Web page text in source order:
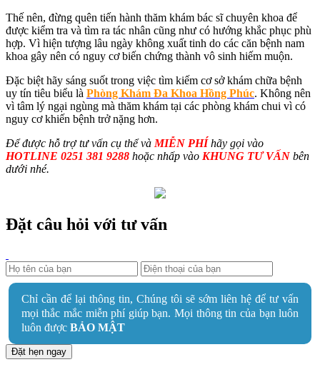
Thế nên, đừng quên tiến hành thăm khám bác sĩ chuyên khoa để
được kiểm tra và tìm ra tác nhân cũng như có hướng khắc phục phù
hợp. Vì hiện tượng lâu ngày không xuất tinh do các căn bệnh nam
khoa gây nên có nguy cơ biến chứng thành vô sinh hiếm muộn.
Đặc biệt hãy sáng suốt trong việc tìm kiếm cơ sở khám chữa bệnh
uy tín tiêu biểu là Phòng Khám Đa Khoa Hồng Phúc. Không nên
vì tâm lý ngại ngùng mà thăm khám tại các phòng khám chui vì có
nguy cơ khiến bệnh trở nặng hơn.
Để được hỗ trợ tư vấn cụ thể và MIỄN PHÍhãy gọi vào
HOTLINE 0251 381 9288 hoặc nhấp vào KHUNG TƯ VẤN bên
dưới nhé.
Đặt câu hỏi với tư vấn
Chỉ cần để lại thông tin, Chúng tôi sẽ sớm liên hệ để tư vấn
mọi thắc mắc miễn phí giúp bạn. Mọi thông tin của bạn luôn
luôn được BẢO MẬT
Đặt hẹn ngay